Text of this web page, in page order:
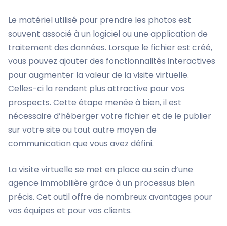
Le matériel utilisé pour prendre les photos est
souvent associé à un logiciel ou une application de
traitement des données. Lorsque le fichier est créé,
vous pouvez ajouter des fonctionnalités interactives
pour augmenter la valeur de la visite virtuelle.
Celles-ci la rendent plus attractive pour vos
prospects. Cette étape menée à bien, il est
nécessaire d’héberger votre fichier et de le publier
sur votre site ou tout autre moyen de
communication que vous avez défini.
La visite virtuelle se met en place au sein d’une
agence immobilière grâce à un processus bien
précis. Cet outil offre de nombreux avantages pour
vos équipes et pour vos clients.